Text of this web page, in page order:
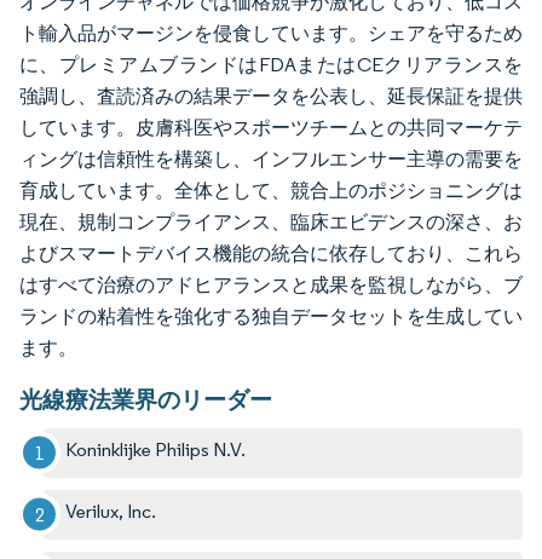
ト輸入品がマージンを侵食しています。シェアを守るため
に、プレミアムブランドはFDAまたはCEクリアランスを
強調し、査読済みの結果データを公表し、延長保証を提供
しています。皮膚科医やスポーツチームとの共同マーケテ
ィングは信頼性を構築し、インフルエンサー主導の需要を
育成しています。全体として、競合上のポジショニングは
現在、規制コンプライアンス、臨床エビデンスの深さ、お
よびスマートデバイス機能の統合に依存しており、これら
はすべて治療のアドヒアランスと成果を監視しながら、ブ
ランドの粘着性を強化する独自データセットを生成してい
ます。
光線療法業界のリーダー
Koninklijke Philips N.V.
Verilux, Inc.